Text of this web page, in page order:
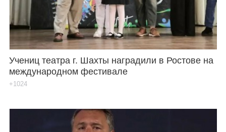
Инфо
Карты
Учениц театра г. Шахты наградили в Ростове на
международном фестивале
+1024